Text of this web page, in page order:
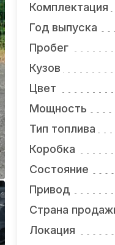
Комплектация
Год выпуска
Пробег
Кузов
Цвет
Мощность
Тип топлива
Коробка
Состояние
Привод
Страна
Локация